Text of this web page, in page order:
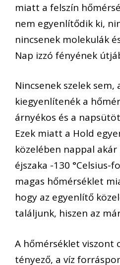
miatt a felszín
nem egyenlítődik ki,
nincsenek molekulák
Nap izzó fényének
Nincsenek szelek sem,
kiegyenlítenék a
árnyékos és a
Ezek miatt a Hold
közelében nappal akár
éjszaka -130 °Celsius-
magas hőmérséklet
hogy az egyenlítő
találjunk, hiszen az
A hőmérséklet viszont
tényező, a víz